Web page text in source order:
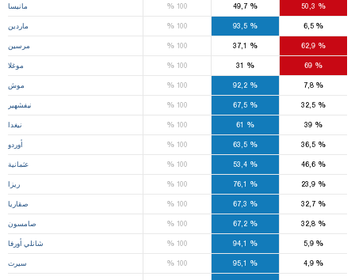
مانيسا %100 %
49,7 %
ماردين %100 %
93,5 %
6,5
مرسين %100 % %
62,9
موغلا %100 % %
موش %100 %
92,2 %
7,8
نيفشهير %100 %
67,5 %
32,5
نيغدا %100 % %
أوردو %100 %
63,5 %
36,5
عثمانية %100 %
53,4 %
46,6
ريزا %100 % %
23,9
صقاريا %100 % %
32,7
صامسون %100 %
67,2 %
32,8
شانلي أورفا %100 % %
5,9
سيرت %100 % %
4,9